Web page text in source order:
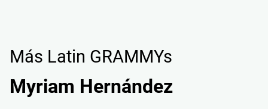
Más Latin GRAMMYs
Myriam Hernández